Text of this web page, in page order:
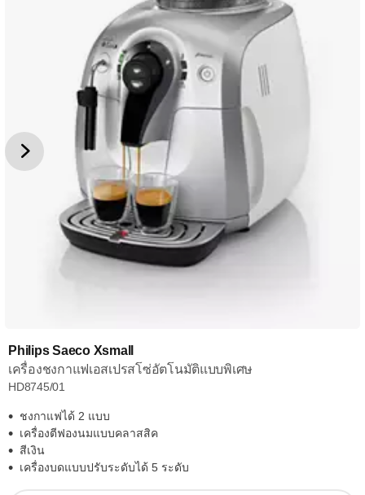
Philips Saeco Xsmall
เครื่องชงกาแฟเอสเปรสโซ่อัตโนมัติแบบพิเศษ
HD8745/01
ชงกาแฟได้ 2 แบบ
เครื่องตีฟองนมแบบคลาสสิค
สีเงิน
เครื่องบดแบบปรับระดับได้ 5 ระดับ